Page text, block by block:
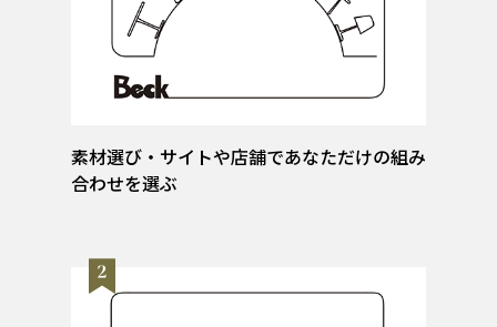
素材選び・サイトや店舗であなただけの組み
合わせを選ぶ